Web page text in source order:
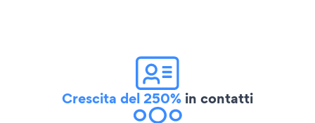
Crescita del 250% in contatti